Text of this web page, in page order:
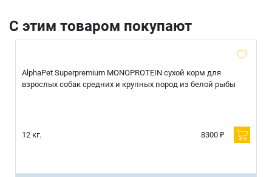
С этим товаром покупают
AlphaPet Superpremium MONOPROTEIN сухой корм для
взрослых собак средних и крупных пород из белой рыбы
12 кг. 8300 ₽